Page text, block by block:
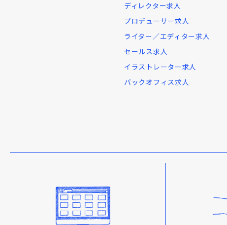
ディレクター求人
プロデューサー求人
ライター／エディター求人
セールス求人
イラストレーター求人
バックオフィス求人